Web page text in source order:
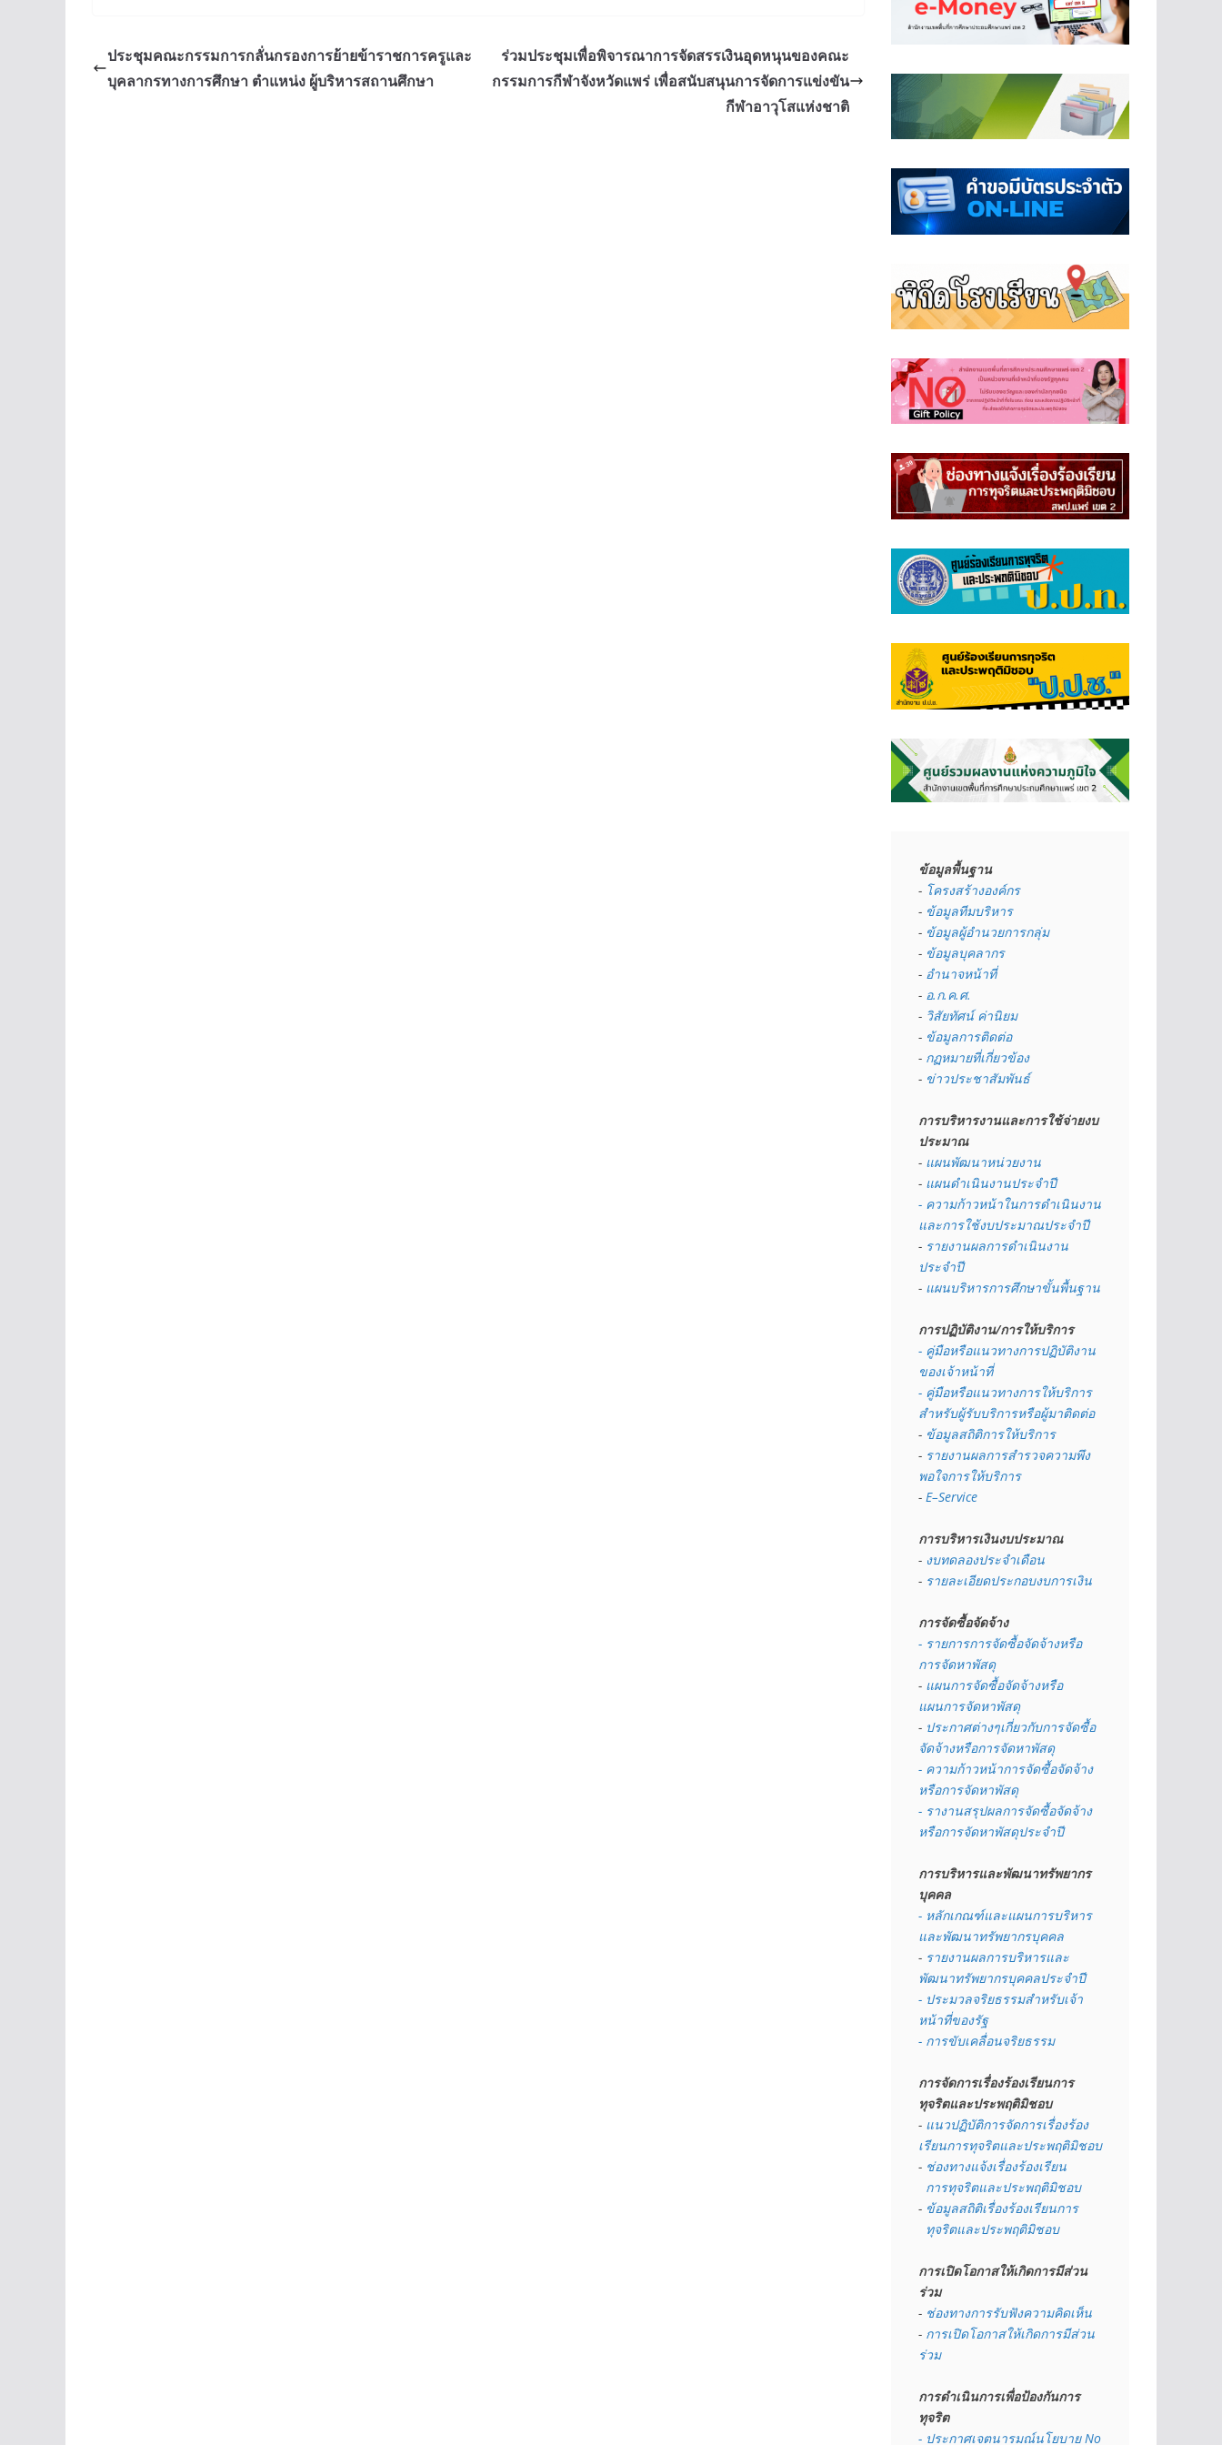
ประชุมคณะกรรมการกลั่นกรองการย้ายข้าราชการครูและ
บุคลากรทางการศึกษา ตำแหน่ง ผู้บริหารสถานศึกษา
ร่วมประชุมเพื่อพิจารณาการจัดสรรเงินอุดหนุนของคณะ
กรรมการกีฬาจังหวัดแพร่ เพื่อสนับสนุนการจัดการแข่งขัน
กีฬาอาวุโสแห่งชาติ
ข้อมูลพื้นฐาน
- โครงสร้างองค์กร
- ข้อมูลทีมบริหาร
- ข้อมูลผู้อำนวยการกลุ่ม
- ข้อมูลบุคลากร
- อำนาจหน้าที่
- อ.ก.ค.ศ.
- วิสัยทัศน์ ค่านิยม
- ข้อมูลการติดต่อ
- กฏหมายที่เกี่ยวข้อง
- ข่าวประชาสัมพันธ์
การบริหารงานและการใช้จ่ายงบ
ประมาณ
- แผนพัฒนาหน่วยงาน
- แผนดำเนินงานประจำปี
- ความก้าวหน้าในการดำเนินงาน
และการใช้งบประมาณประจำปี
- รายงานผลการดำเนินงาน
ประจำปี
- แผนบริหารการศึกษาขั้นพื้นฐาน
การปฏิบัติงาน/การให้บริการ
- คู่มือหรือแนวทางการปฏิบัติงาน
ของเจ้าหน้าที่
- คู่มือหรือแนวทางการให้บริการ
สำหรับผู้รับบริการหรือผู้มาติดต่อ
- ข้อมูลสถิติการให้บริการ
- รายงานผลการสำรวจความพึง
พอใจการให้บริการ
- E–Service
การบริหารเงินงบประมาณ
- งบทดลองประจำเดือน
- รายละเอียดประกอบงบการเงิน
การจัดซื้อจัดจ้าง
- รายการการจัดซื้อจัดจ้างหรือ
การจัดหาพัสดุ
- แผนการจัดซื้อจัดจ้างหรือ
แผนการจัดหาพัสดุ
- ประกาศต่างๆเกี่ยวกับการจัดซื้อ
จัดจ้างหรือการจัดหาพัสดุ
- ความก้าวหน้าการจัดซื้อจัดจ้าง
หรือการจัดหาพัสดุ
- รางานสรุปผลการจัดซื้อจัดจ้าง
หรือการจัดหาพัสดุประจำปี
การบริหารและพัฒนาทรัพยากร
บุคคล
- หลักเกณฑ์และแผนการบริหาร
และพัฒนาทรัพยากรบุคคล
- รายงานผลการบริหารและ
พัฒนาทรัพยากรบุคคลประจำปี
- ประมวลจริยธรรมสำหรับเจ้า
หน้าที่ของรัฐ
- การขับเคลื่อนจริยธรรม
การจัดการเรื่องร้องเรียนการ
ทุจริตและประพฤติมิชอบ
- แนวปฏิบัติการจัดการเรื่องร้อง
เรียนการทุจริตและประพฤติมิชอบ
- ช่องทางแจ้งเรื่องร้องเรียน
  การทุจริตและประพฤติมิชอบ
- ข้อมูลสถิติเรื่องร้องเรียนการ
  ทุจริตและประพฤติมิชอบ
การเปิดโอกาสให้เกิดการมีส่วน
ร่วม
- ช่องทางการรับฟังความคิดเห็น
- การเปิดโอกาสให้เกิดการมีส่วน
ร่วม
การดำเนินการเพื่อป้องกันการ
ทุจริต
- ประกาศเจตนารมณ์นโยบาย No